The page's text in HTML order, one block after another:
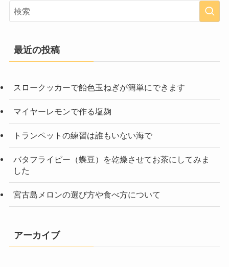
最近の投稿
スロークッカーで飴色玉ねぎが簡単にできます
マイヤーレモンで作る塩麹
トランペットの練習は誰もいない海で
バタフライピー（蝶豆）を乾燥させてお茶にしてみま
した
宮古島メロンの選び方や食べ方について
アーカイブ